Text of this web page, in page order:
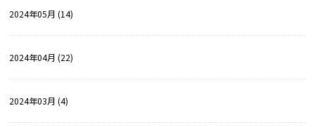
2024年05月 (14)
2024年04月 (22)
2024年03月 (4)